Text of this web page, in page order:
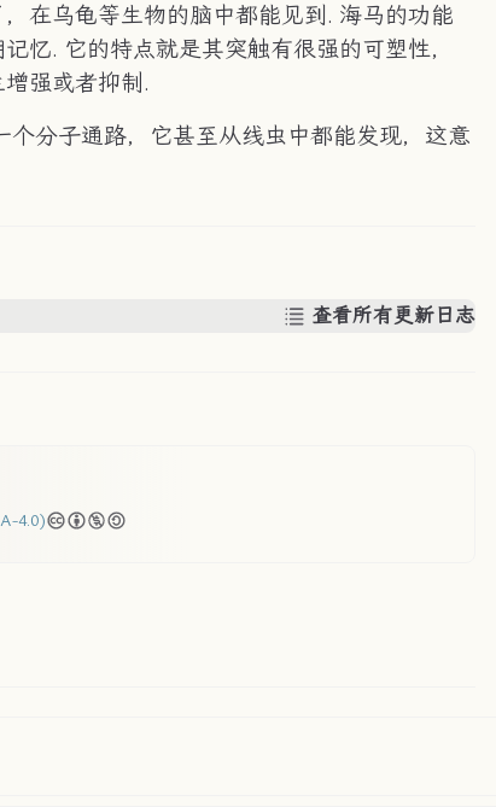
在乌龟等生物的脑中都能见到. 海马的功能
忆. 它的特点就是其突触有很强的可塑性，
强或者抑制.
分子通路，它甚至从线虫中都能发现，这意
查看所有更新日志
4.0)